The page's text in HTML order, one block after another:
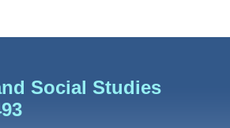
Social Studies